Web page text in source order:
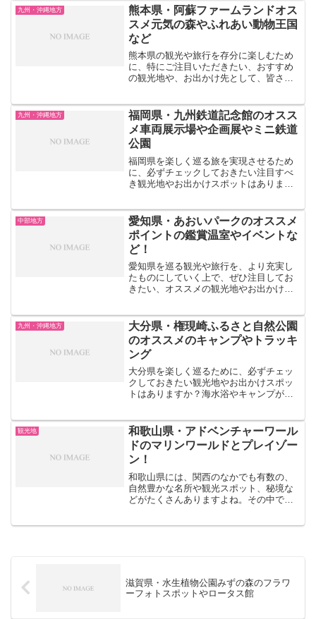
園みずの森や、一年中楽しめるFACEイヅ
ツマリーナなど、滋...
九州・沖縄地方
熊本県・阿蘇ファームランドオス
スメ元気の森やふれあい動物王国
など
熊本県の観光や旅行を存分に楽しむため
に、特にご注目いただきたい、おすすめ
の観光地や、お出かけ先として、皆さん
や鍋ヶ滝公園をはじめ、家族連れやカッ
プル様が1日中楽しめるグ...
九州・沖縄地方
福岡県・九州鉄道記念館のオスス
メ車両展示場や企画展やミニ鉄道
公園
福岡県を楽しく巡る旅を実現させるため
に、必ずチェックしておきたい注目すべ
き観光地やお出かけスポットはあります
では、九州の鉄道歴史について学ぶこと
ができます。また、北九州...
中部地方
愛知県・あおいパークのオススメ
ポイントの鑑賞温室やイベントな
ど！
愛知県を巡る観光や旅行を、より充実し
たものにしていく上で、ぜひ注目してお
きたい、オススメの観光地やお出かけス
エネルギーを体感できる、あおいパーク
や愛知牧場をはじめ、子ど...
九州・沖縄地方
大分県・権現崎ふるさと自然公園
のオススメのキャンプやトラッキ
ング
大分県を楽しく巡るために、必ずチェッ
クしておきたい観光地やお出かけスポッ
トはありますか？海水浴やキャンプが楽
公園など、魅力的な場所がたくさんあり
ますよ。今回の記事では、...
観光地
和歌山県・アドベンチャーワール
ドのマリンワールドとプレイゾー
ン！
和歌山県には、関西のなかでも有数の、
自然豊かな名所や観光スポット、秘境な
どがたくさんありますよね。その中でも
滋賀県・水生植物公園みずの森のフラワ
ーフォトスポットやロータス館